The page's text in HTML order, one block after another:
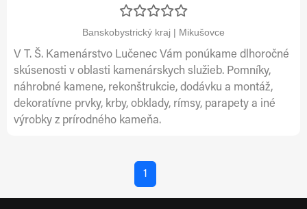
Banskobystrický kraj | Mikušovce
V T. Š. Kamenárstvo Lučenec Vám ponúkame dlhoročné
skúsenosti v oblasti kamenárskych služieb. Pomníky,
náhrobné kamene, rekonštrukcie, dodávku a montáž,
dekoratívne prvky, krby, obklady, rímsy, parapety a iné
výrobky z prírodného kameňa.
1